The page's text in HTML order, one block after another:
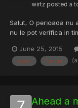
wirtz posted a
Salut, O perioada nu
nu le pot verifica in
Google Analytics,
minim 3 luni de
June 25, 2015
euro forum
Ahead a